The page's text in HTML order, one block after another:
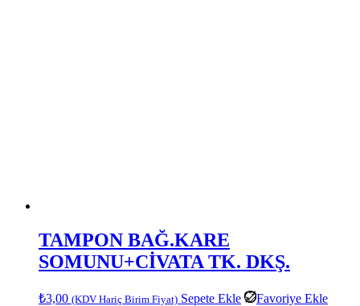
TAMPON BAĞ.KARE
SOMUNU+CİVATA TK. DKŞ.
₺3,00 (KDV Hariç Birim Fiyat) Sepete Ekle Favoriye Ekle